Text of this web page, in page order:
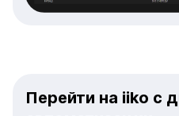
Перейти на iiko с